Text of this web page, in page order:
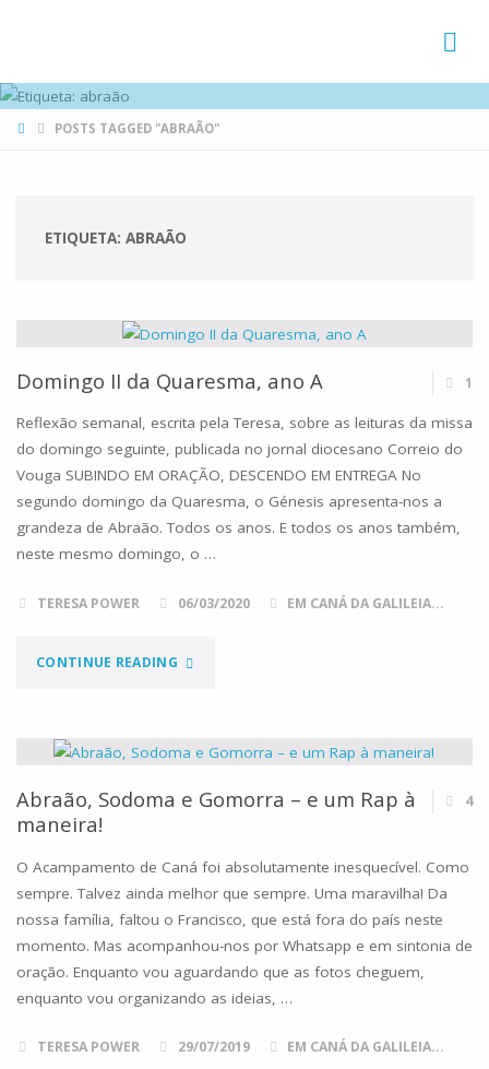
HOMEPOSTS TAGGED "ABRAÃO"
ETIQUETA: ABRAÃO
Domingo II da Quaresma, ano A 1
Reflexão semanal, escrita pela Teresa, sobre as leituras da missa
do domingo seguinte, publicada no jornal diocesano Correio do
Vouga SUBINDO EM ORAÇÃO, DESCENDO EM ENTREGA No
segundo domingo da Quaresma, o Génesis apresenta-nos a
grandeza de Abraão. Todos os anos. E todos os anos também,
neste mesmo domingo, o …
TERESA POWER 06/03/2020 EM CANÁ DA GALILEIA...
CONTINUE READING"DOMINGO
DA
QUARESMA,
Abraão, Sodoma e Gomorra – e um Rap à
maneira!
4
O Acampamento de Caná foi absolutamente inesquecível. Como
sempre. Talvez ainda melhor que sempre. Uma maravilha! Da
nossa família, faltou o Francisco, que está fora do país neste
momento. Mas acompanhou-nos por Whatsapp e em sintonia de
oração. Enquanto vou aguardando que as fotos cheguem,
enquanto vou organizando as ideias, …
TERESA POWER 29/07/2019 EM CANÁ DA GALILEIA...